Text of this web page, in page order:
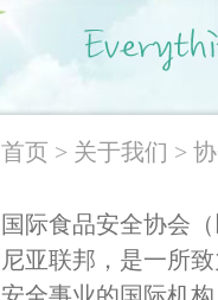
首页 > 关于我们 >
国际食品安全协会
尼亚联邦，是一所